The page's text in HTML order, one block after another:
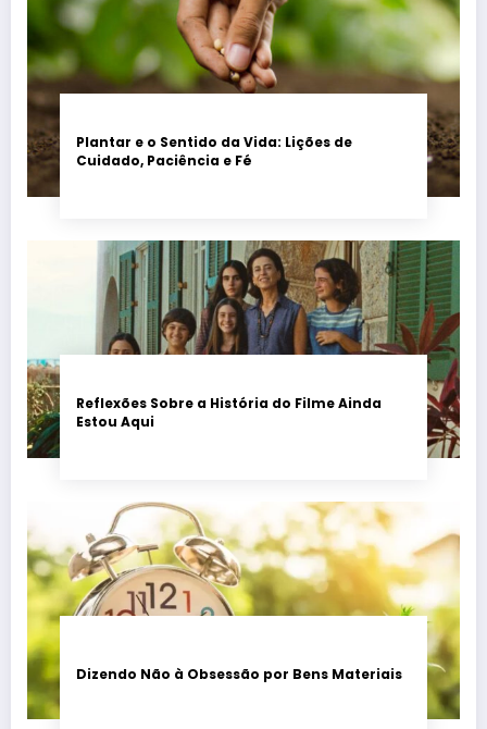
Plantar e o Sentido da Vida: Lições de
Cuidado, Paciência e Fé
Reflexões Sobre a História do Filme Ainda
Estou Aqui
Dizendo Não à Obsessão por Bens Materiais